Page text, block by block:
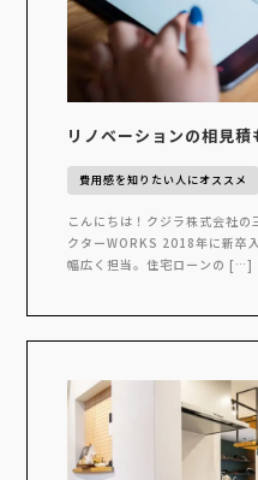
リノベーションの相見積
費用感を知りたい人にオススメ
こんにちは！クジラ株式会社
クターWORKS 2018年に新卒
幅広く担当。住宅ローンの […]